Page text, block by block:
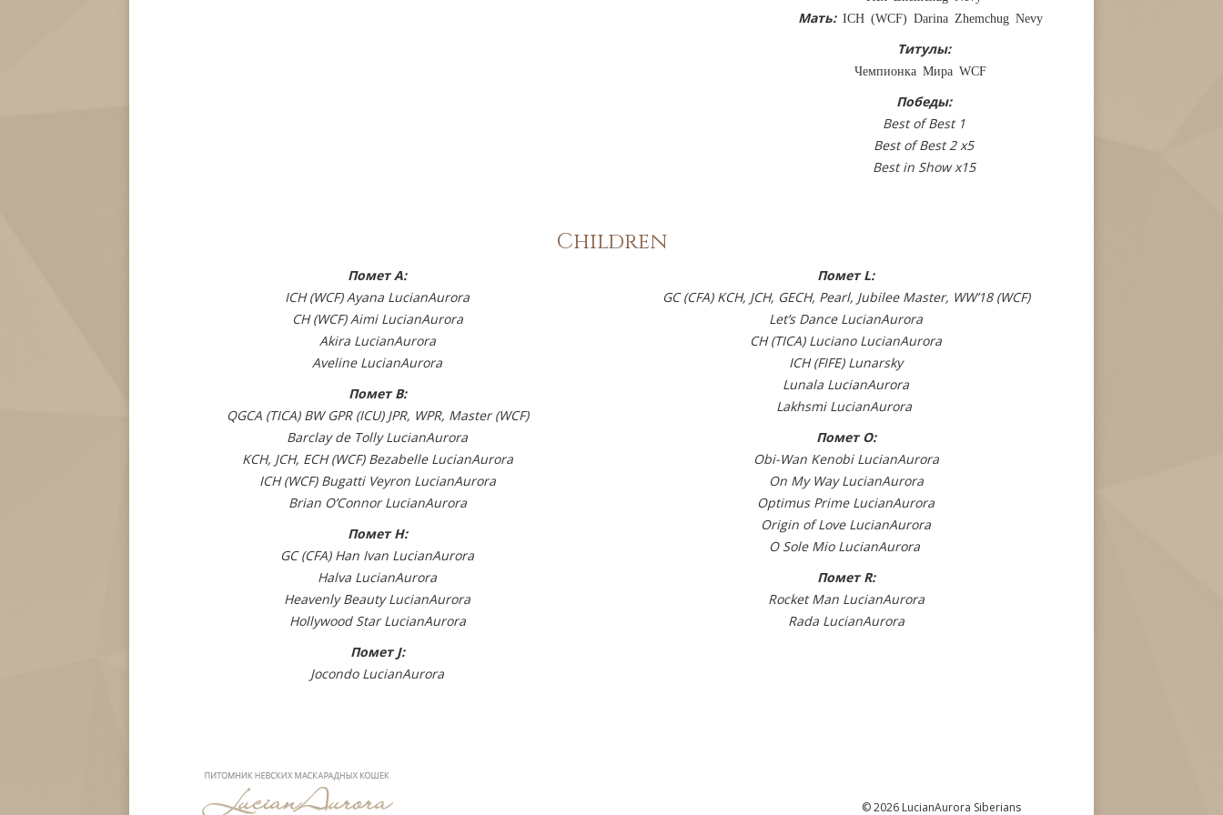
Мать:ICH (WCF) Darina Zhemchug Nevy
Титулы:
Чемпионка Мира WCF
Победы:
Best of Best 1
Best of Best 2 x5
Best in Show x15
Children
Помет A:
ICH (WCF) Ayana LucianAurora
CH (WCF) Aimi LucianAurora
Akira LucianAurora
Aveline LucianAurora
Помет B:
QGCA (TICA) BW GPR (ICU) JPR, WPR, Master (WCF)
Barclay de Tolly LucianAurora
KCH, JCH, ECH (WCF) Bezabelle LucianAurora
ICH (WCF) Bugatti Veyron LucianAurora
Brian O’Connor LucianAurora
Помет H:
GC (CFA) Han Ivan LucianAurora
Halva LucianAurora
Heavenly Beauty LucianAurora
Hollywood Star LucianAurora
Помет J:
Jocondo LucianAurora
Помет L:
GC (CFA) KCH, JCH, GECH, Pearl, Jubilee Master, WW’18 (WCF)
Let’s Dance LucianAurora
CH (TICA) Luciano LucianAurora
ICH (FIFE) Lunarsky
Lunala LucianAurora
Lakhsmi LucianAurora
Помет O:
Obi-Wan Kenobi LucianAurora
On My Way LucianAurora
Optimus Prime LucianAurora
Origin of Love LucianAurora
O Sole Mio LucianAurora
Помет R:
Rocket Man LucianAurora
Rada LucianAurora
© 2026 LucianAurora Siberians